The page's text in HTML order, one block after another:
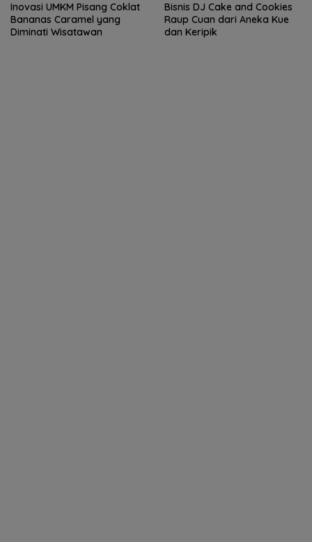
Inovasi UMKM Pisang Coklat
Bananas Caramel yang
Diminati Wisatawan
Bisnis DJ Cake and Cookies
Raup Cuan dari Aneka Kue
dan Keripik